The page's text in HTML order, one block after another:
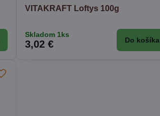
VITAKRAFT Loftys 100g
Skladom 1ks
3,02 € Do košíka